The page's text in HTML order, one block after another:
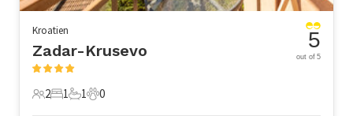
Kroatien
Zadar-Krusevo
2 Gäste
2
1 Schlafzimmer
1
1 Badezimmer
1
0 Haustiere
0
5
out of 5